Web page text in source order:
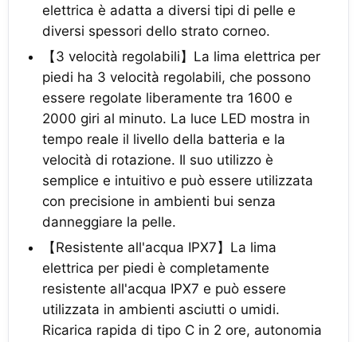
elettrica è adatta a diversi tipi di pelle e
diversi spessori dello strato corneo.
【3 velocità regolabili】La lima elettrica per
piedi ha 3 velocità regolabili, che possono
essere regolate liberamente tra 1600 e
2000 giri al minuto. La luce LED mostra in
tempo reale il livello della batteria e la
velocità di rotazione. Il suo utilizzo è
semplice e intuitivo e può essere utilizzata
con precisione in ambienti bui senza
danneggiare la pelle.
【Resistente all'acqua IPX7】La lima
elettrica per piedi è completamente
resistente all'acqua IPX7 e può essere
utilizzata in ambienti asciutti o umidi.
Ricarica rapida di tipo C in 2 ore, autonomia